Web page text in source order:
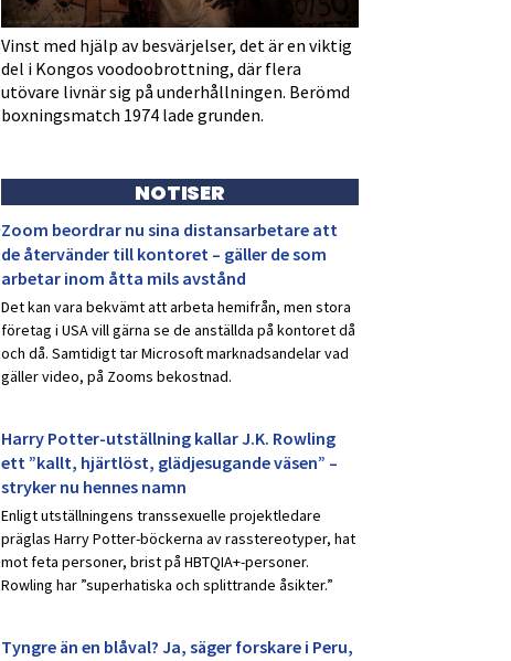
Vinst med hjälp av besvärjelser, det är en viktig
del i Kongos voodoobrottning, där flera
utövare livnär sig på underhållningen. Berömd
boxningsmatch 1974 lade grunden.
NOTISER
Zoom beordrar nu sina distansarbetare att
de återvänder till kontoret – gäller de som
arbetar inom åtta mils avstånd
Det kan vara bekvämt att arbeta hemifrån, men stora
företag i USA vill gärna se de anställda på kontoret då
och då. Samtidigt tar Microsoft marknadsandelar vad
gäller video, på Zooms bekostnad.
Harry Potter-utställning kallar J.K. Rowling
ett ”kallt, hjärtlöst, glädjesugande väsen” –
stryker nu hennes namn
Enligt utställningens transsexuelle projektledare
präglas Harry Potter-böckerna av rasstereotyper, hat
mot feta personer, brist på HBTQIA+-personer.
Rowling har ”superhatiska och splittrande åsikter.”
Tyngre än en blåval? Ja, säger forskare i Peru,